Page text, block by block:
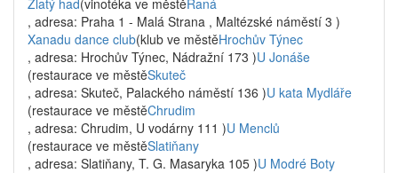
Zlatý had(vinotéka ve městěRaná
, adresa: Praha 1 - Malá Strana , Maltézské náměstí 3 )
Xanadu dance club(klub ve městěHrochův Týnec
, adresa: Hrochův Týnec, Nádražní 173 )U Jonáše
(restaurace ve městěSkuteč
, adresa: Skuteč, Palackého náměstí 136 )U kata Mydláře
(restaurace ve městěChrudim
, adresa: Chrudim, U vodárny 111 )U Menclů
(restaurace ve městěSlatiňany
, adresa: Slatiňany, T. G. Masaryka 105 )U Modré Boty